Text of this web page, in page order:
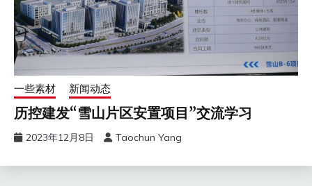
一些素材 新闻动态
历控建发“雪山片区安置项目”交流学习
2023年12月8日 Taochun Yang